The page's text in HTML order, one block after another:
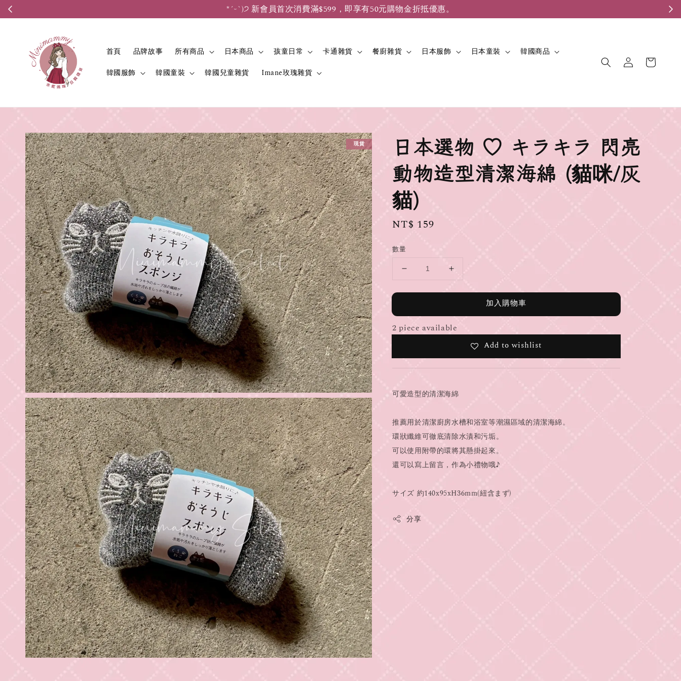
*ˊᵕˋ)੭ 新會員首次消費滿$599，即享有50元購物金折抵優惠。
首頁 品牌故事 所有商品 日本商品 孩童日常 卡通雜貨 餐廚雜貨 日本服飾 日本童裝
韓國商品
韓國服飾
韓國童裝 韓國兒童雜貨 Imane玫瑰雜貨
現貨
日本選物 ♡ キラキラ 閃亮
動物造型清潔海綿 (貓咪/灰
貓)
Regular
NT$ 159
數量
加入購物車
2 piece available
Add to wishlist
可愛造型的清潔海綿
推薦用於清潔廚房水槽和浴室等潮濕區域的清潔海綿。
環狀纖維可徹底清除水漬和污垢。
可以使用附帶的環將其懸掛起來。
還可以寫上留言，作為小禮物哦♪
サイズ 約140x95xH36mm(紐含まず)
分享